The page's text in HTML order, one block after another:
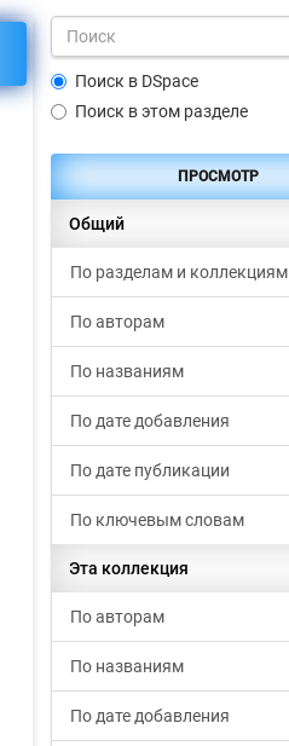
Поиск в DSpace
Поиск в этом разделе
ПРОСМОТР
Общий
По разделам и коллекциям
По авторам
По названиям
По дате добавления
По дате публикации
По ключевым словам
Эта коллекция
По авторам
По названиям
По дате добавления